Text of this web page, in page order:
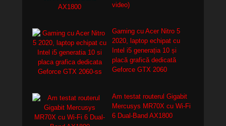
video)
Gaming cu Acer Nitro 5
2020, laptop echipat cu
Intel i5 generația 10 și
placă grafică dedicată
Geforce GTX 2060
Am testat routerul Gigabit
Mercusys MR70X cu Wi-Fi
6 Dual-Band AX1800